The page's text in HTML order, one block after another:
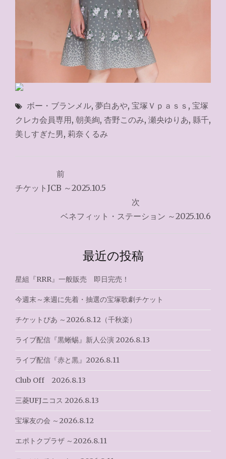
ボー・ブランメル, 夢白あや, 宝塚Ｖｐａｓｓ , 宝塚
クレカ会員専用, 朝美絢, 杏野このみ, 瀬央ゆりあ, 縣千,
美しすぎた男, 莉奈くるみ
稿
シ
ョ
ン
前
チケットJCB ～2025.10.5
次
ベネフィット・ステーション ～2025.10.6
最近の投稿
星組『RRR』一般販売 即日完売！
今週末～来週に先着・抽選の宝塚歌劇チケット
チケットぴあ ～2026.8.12（千秋楽）
ライブ配信『黒蜥蜴』新人公演 2026.8.13
ライブ配信『赤と黒』2026.8.11
Club Off 2026.8.13
三菱UFJニコス 2026.8.13
宝塚友の会 ～2026.8.12
エポトクプラザ ～2026.8.11